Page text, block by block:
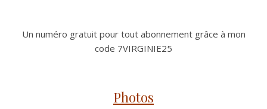
Un numéro gratuit pour tout abonnement grâce à mon
code 7VIRGINIE25
Photos